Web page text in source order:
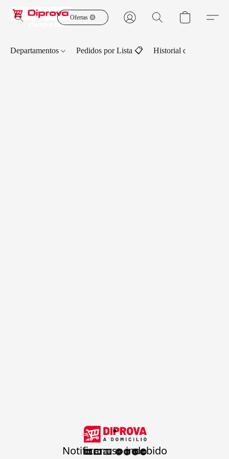
Ofertas 🟡
Departamentos Pedidos por Lista 📋 Historial de Pedidos
.
Notificar uso indebido